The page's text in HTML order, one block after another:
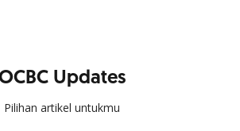
Updates
Pilihan artikel untukmu